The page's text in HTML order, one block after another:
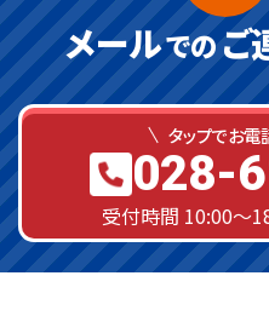
メールでのご
タップでお
028-
受付時間 10:00～